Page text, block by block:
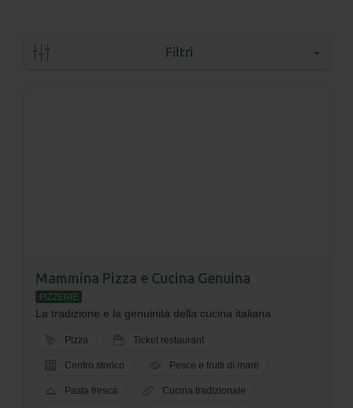
Filtri
Mammina Pizza e Cucina Genuina
PIZZERIE
La tradizione e la genuinità della cucina italiana
Pizza Ticket restaurant
Centro storico Pesce e frutti di mare
Pasta fresca Cucina tradizionale